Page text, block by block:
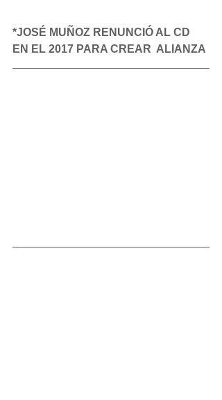
*JOSÉ MUÑOZ RENUNCIÓ AL CD
EN EL 2017 PARA CREAR  ALIANZA